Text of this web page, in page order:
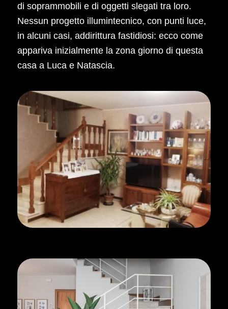
di soprammobili e di oggetti slegati tra loro.
Nessun progetto illumintecnico, con punti luce,
in alcuni casi, addirittura fastidiosi: ecco come
appariva inizialmente la zona giorno di questa
casa a Luca e Natascia.